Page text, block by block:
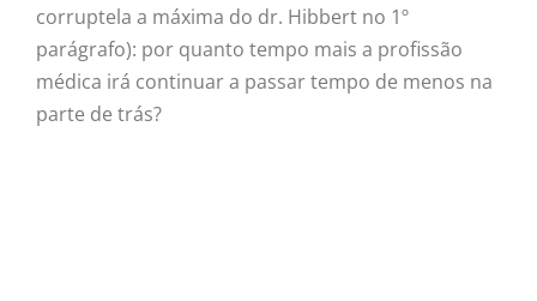
corruptela a máxima do dr. Hibbert no 1º
parágrafo): por quanto tempo mais a profissão
médica irá continuar a passar tempo de menos na
parte de trás?